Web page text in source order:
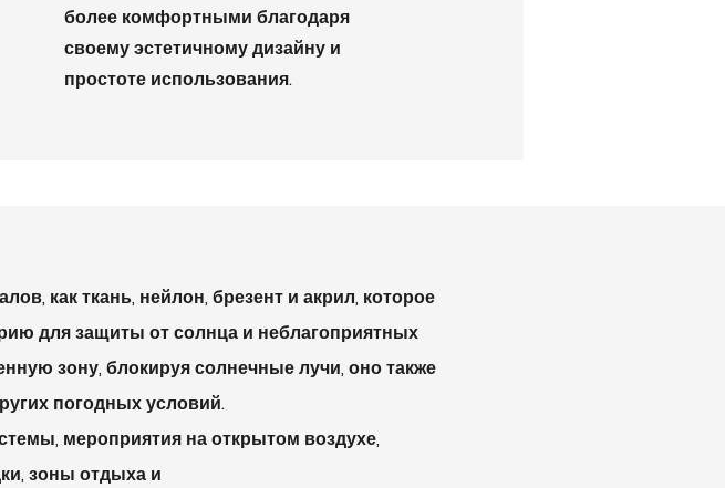
более комфортными благодаря
своему эстетичному дизайну и
простоте использования.
как ткань, нейлон, брезент и акрил, которое
для защиты от солнца и неблагоприятных
зону, блокируя солнечные лучи, оно также
погодных условий.
мероприятия на открытом воздухе,
зоны отдыха и